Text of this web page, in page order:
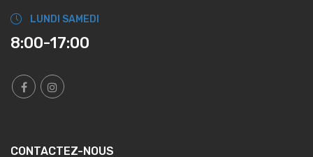
LUNDI SAMEDI
8:00-17:00
CONTACTEZ-NOUS